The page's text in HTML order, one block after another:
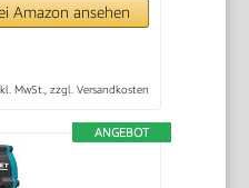
Amazon ansehen
MwSt., zzgl. Versandkosten
ANGEBOT